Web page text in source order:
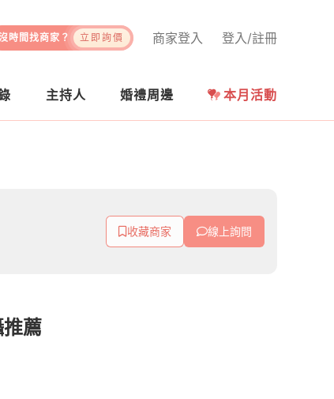
登入/註冊
商家登入
時間找商家？ 立即詢價
主持人 婚禮周邊 本月活動
收藏商家 線上詢問
薦